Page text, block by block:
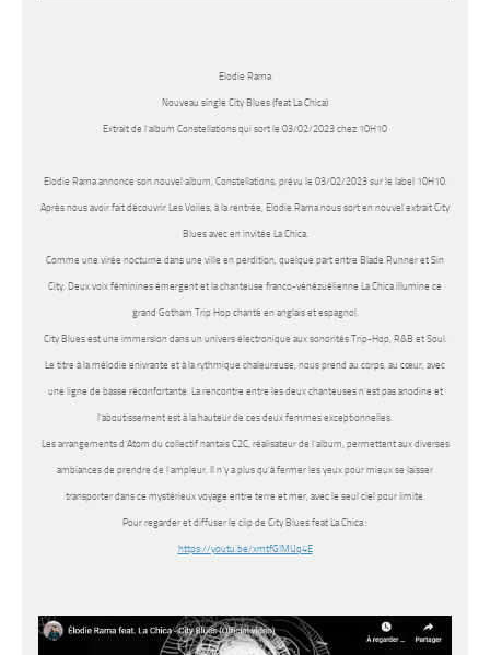
Elodie Rama
Nouveau single City Blues (feat La Chica)
Extrait de l’album Constellations qui sort le 03/02/2023 chez 10H10
Elodie Ramaannonce son nouvel album, Constellations, prévu le 03/02/2023 sur le label 10H10.
Après nous avoir fait découvrir Les Voiles, à la rentrée, Elodie Ramanous sort en nouvel extrait City
Bluesavec en invitée La Chica.
Comme une virée nocturne dans une ville en perdition, quelque part entre Blade Runner et Sin
City. Deux voix féminines émergent et la chanteuse franco-vénézuélienne La Chicaillumine ce
grand Gotham Trip Hop chanté en anglais et espagnol.
City Bluesest une immersion dans un univers électronique aux sonorités Trip-Hop, R&B et Soul.
Le titre à la mélodie enivrante et à la rythmique chaleureuse, nous prend au corps, au cœur, avec
une ligne de basse réconfortante. La rencontre entre les deux chanteuses n’est pas anodine et
l’aboutissement est à la hauteur de ces deux femmes exceptionnelles.
Les arrangements d’Atom du collectif nantais C2C, réalisateur de l’album, permettent aux diverses
ambiances de prendre de l’ampleur. Il n’y a plus qu’à fermer les yeux pour mieux se laisser
transporter dans ce mystérieux voyage entre terre et mer, avec le seul ciel pour limite.
Pour regarder et diffuser le clip de City Blues feat La Chica :
https://youtu.be/xmtfGIMUq4E